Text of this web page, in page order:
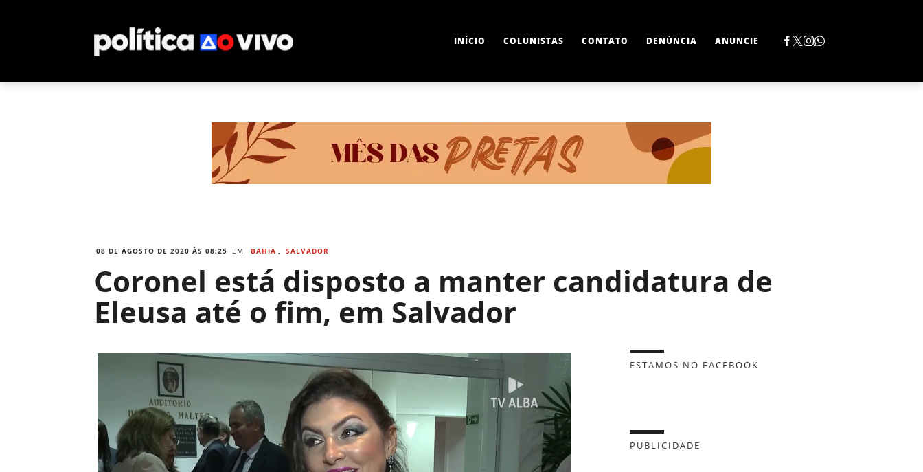
INÍCIO COLUNISTAS CONTATO DENÚNCIA ANUNCIE
08 DE AGOSTO DE 2020 ÀS 08:25 EM BAHIA , SALVADOR
Coronel está disposto a manter candidatura de
Eleusa até o fim, em Salvador
ESTAMOS NO FACEBOOK
PUBLICIDADE